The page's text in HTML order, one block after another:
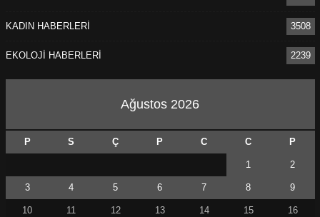
KADIN HABERLERİ 3508
EKOLOJİ HABERLERİ 2239
Ağustos 2026
P S Ç P C C P
1 2
3 4 5 6 7 8 9
10 11 12 13 14 15 16